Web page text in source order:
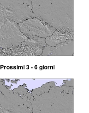
Prossimi 3 - 6 giorni